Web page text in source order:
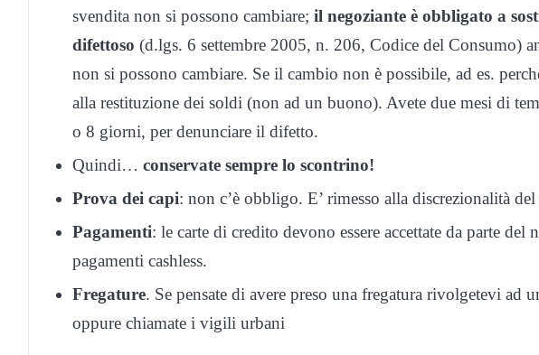
svendita non si possono cambiare; il negoziante è obbligato a
difettoso (d.lgs. 6 settembre 2005, n. 206, Codice del Consumo)
non si possono cambiare. Se il cambio non è possibile, ad es.
alla restituzione dei soldi (non ad un buono). Avete due mesi di
o 8 giorni, per denunciare il difetto.
Quindi… conservate sempre lo scontrino!
Prova dei capi: non c’è obbligo. E’ rimesso alla discrezionalità
Pagamenti: le carte di credito devono essere accettate da parte
pagamenti cashless.
Fregature. Se pensate di avere preso una fregatura rivolgetevi ad
oppure chiamate i vigili urbani